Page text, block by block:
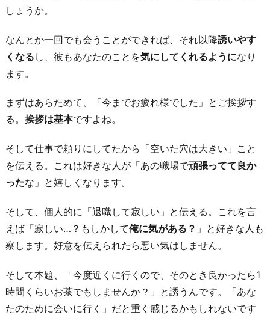
しょうか。
なんとか一回でも会うことができれば、それ以降誘いやす
くなる し、彼もあなたのことを気にしてくれるようになり
ます。
まずはあらためて、「今までお疲れ様でした」とご挨拶す
る。 挨拶は基本ですよね。
そして仕事で頼りにしてたから「空いた穴は大きい」こと
を伝える。これは好きな人が「あの職場で頑張ってて良か
ったな」と嬉しくなります。
そして、個人的に「退職して寂しい」と伝える。これを言
えば「寂しい…？もしかして俺に気がある？ 」と好きな人も
察します。好意を伝えられたら悪い気はしません。
そして本題、「今度近くに行くので、そのとき良かったら1
時間くらいお茶でもしませんか？」と誘うんです。「あな
たのために会いに行く」だと重く感じるかもしれないです